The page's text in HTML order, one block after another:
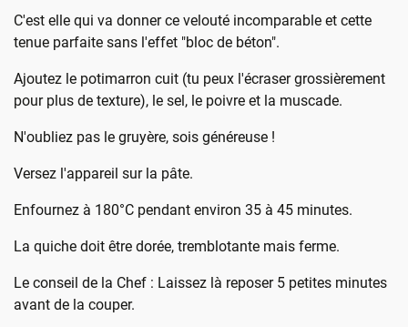
C'est elle qui va donner ce velouté incomparable et cette
tenue parfaite sans l'effet "bloc de béton".
Ajoutez le potimarron cuit (tu peux l'écraser grossièrement
pour plus de texture), le sel, le poivre et la muscade.
N'oubliez pas le gruyère, sois généreuse !
Versez l'appareil sur la pâte.
Enfournez à 180°C pendant environ 35 à 45 minutes.
La quiche doit être dorée, tremblotante mais ferme.
Le conseil de la Chef : Laissez là reposer 5 petites minutes
avant de la couper.